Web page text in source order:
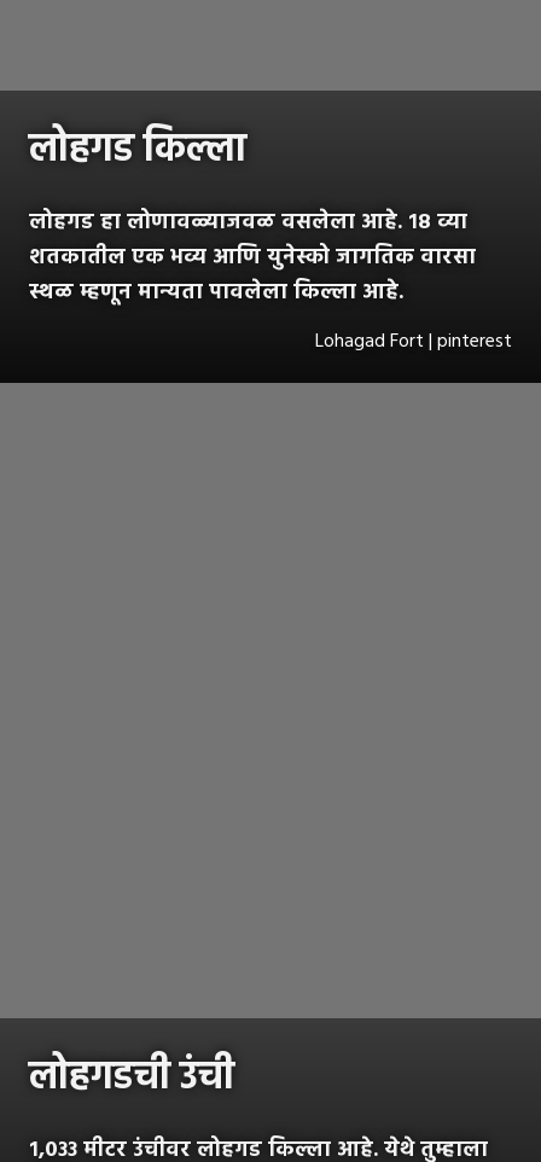
लोहगड किल्ला
लोहगड हा लोणावळ्याजवळ वसलेला आहे. १८ व्या
शतकातील एक भव्य आणि युनेस्को जागतिक वारसा
स्थळ म्हणून मान्यता पावलेला किल्ला आहे.
Lohagad Fort | pinterest
लोहगडची उंची
१,०३३ मीटर उंचीवर लोहगड किल्ला आहे. येथे तुम्हाला